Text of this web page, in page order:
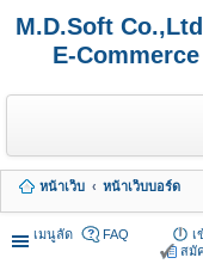
M.D.Soft
E-
หน้าเว็บ
หน้าเว็บบอร์ด
เมนูลัด
FAQ
เ
สมั